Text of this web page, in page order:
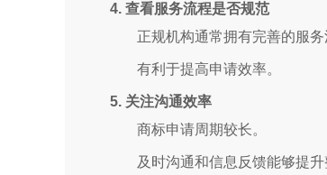
4. 查看服务流程是否规范
正规机构通常拥有完善的服务
有利于提高申请效率。
5. 关注沟通效率
商标申请周期较长。
及时沟通和信息反馈能够提升